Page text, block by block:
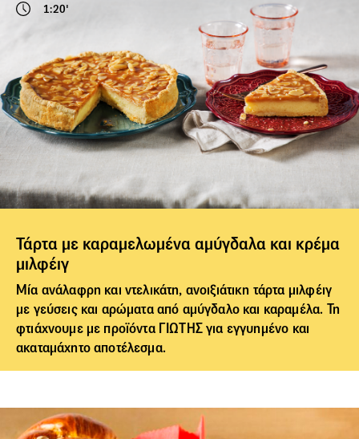
1:20'
Τάρτα με καραμελωμένα αμύγδαλα και κρέμα
μιλφέιγ
Μία ανάλαφρη και ντελικάτη, ανοιξιάτικη τάρτα μιλφέιγ
με γεύσεις και αρώματα από αμύγδαλο και καραμέλα. Τη
φτιάχνουμε με προϊόντα ΓΙΩΤΗΣγια εγγυημένο και
ακαταμάχητο αποτέλεσμα.